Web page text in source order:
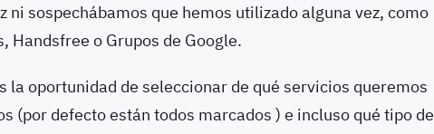
ni sospechábamos que hemos utilizado alguna vez, como
Handsfree o Grupos de Google.
la oportunidad de seleccionar de qué servicios queremos
(por defecto están todos marcados ) e incluso qué tipo de